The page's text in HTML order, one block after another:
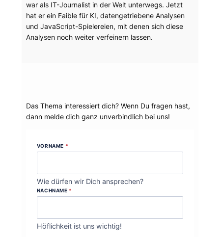
war als IT-Journalist in der Welt unterwegs. Jetzt
hat er ein Faible für KI, datengetriebene Analysen
und JavaScript-Spielereien, mit denen sich diese
Analysen noch weiter verfeinern lassen.
Das Thema interessiert dich? Wenn Du fragen hast,
dann melde dich ganz unverbindlich bei uns!
VORNAME *
Wie dürfen wir Dich ansprechen?
NACHNAME *
Höflichkeit ist uns wichtig!